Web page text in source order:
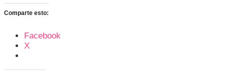
Comparte esto:
Facebook
X